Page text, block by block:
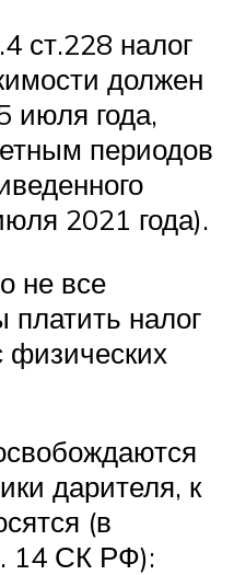
ст.228 налог
должен
июля года,
периодов
2021 года).
не все
налог
физических
дарителя, к
(в
14 СК РФ):